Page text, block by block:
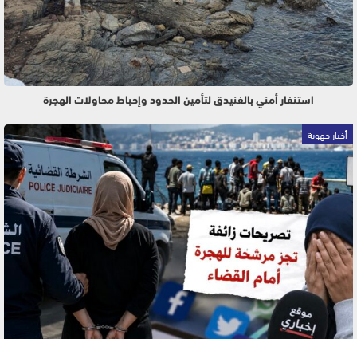
استنفار أمني بالفنيدق لتأمين الحدود وإحباط محاولات الهجرة
أخبار جهوية